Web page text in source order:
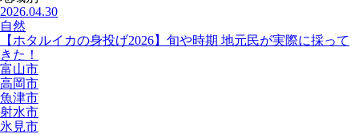
2026.04.30
自然
【ホタルイカの身投げ2026】旬や時期 地元民が実際に採って
きた！
富山市
高岡市
魚津市
射水市
氷見市